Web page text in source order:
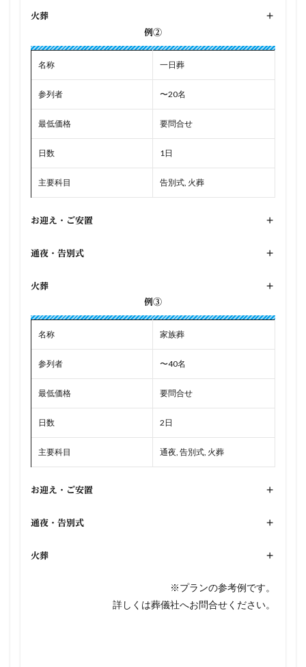
火葬
+
例②
名称 一日葬
参列者 〜20名
最低価格 要問合せ
日数 1日
主要科目 告別式, 火葬
お迎え・ご安置 +
通夜・告別式 +
火葬
+
例③
名称 家族葬
参列者 〜40名
最低価格 要問合せ
日数 2日
主要科目 通夜, 告別式, 火葬
お迎え・ご安置 +
通夜・告別式 +
火葬 +
※プランの参考例です。
詳しくは葬儀社へお問合せください。